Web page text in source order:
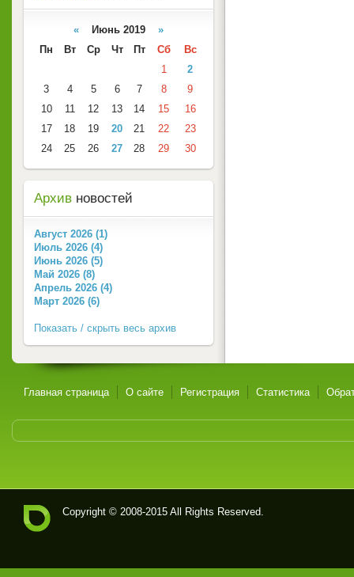
« Июнь 2019 »
Пн
Вт Ср Чт Пт Сб
Вс
1
2
3
4 5 6 7 8
9
10
11 12 13 14 15
16
17
18 19 20 21 22
23
24
25 26 27 28 29 30
Архив новостей
Август 2026 (1)
Июль 2026 (4)
Июнь 2026 (5)
Май 2026 (8)
Апрель 2026 (4)
Март 2026 (6)
Показать / скрыть весь архив
Главная страница О сайте Регистрация Статистика
Copyright © 2008-2015 All Rights Reserved.